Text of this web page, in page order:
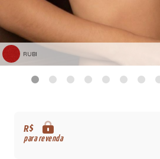
RUBI
R$
para revenda